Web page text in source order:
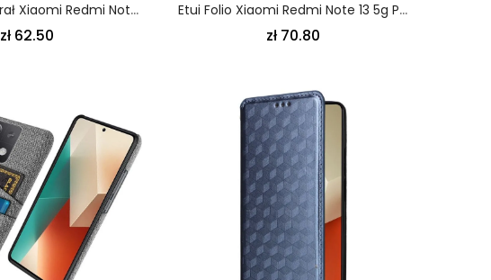
Skórzany Futerał Xiaomi Redmi Note 13 5g Etui Na Telefon Stylizowane
zł 62.50
Etui Folio Xiaomi Redmi Note 13 5g Pikowana Pionowa Klapa Etui Ochronne
zł 70.80